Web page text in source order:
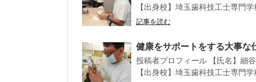
【出身校】埼玉歯科技工士専門
記事を読む
健康をサポートをする大事な
投稿者プロフィール 【氏名】細
【出身校】埼玉歯科技工士専門